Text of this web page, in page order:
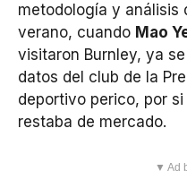
metodología y análisis
verano, cuando Mao
visitaron Burnley, ya
datos del club de la
deportivo perico, por
restaba de mercado.
▼ Ad